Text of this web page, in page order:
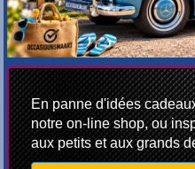
En panne d'idées
notre on-line shop, ou
aux petits et aux grands